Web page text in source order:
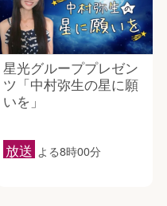
星光グループプレゼン
ツ「中村弥生の星に願
いを」
放送 よる8時00分